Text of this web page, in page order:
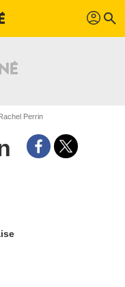
profil search
Perrin